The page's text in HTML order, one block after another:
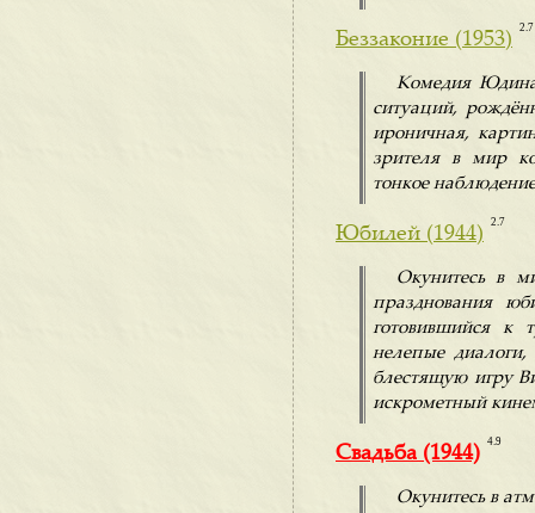
Беззаконие (1953)
2.7
Комедия Юдина
ситуаций,
ироничная,
зрителя в мир
тонкое
Юбилей (1944)
2.7
Окунитесь в
празднования
готовившийся к
нелепые
блестящую игру
искрометный
Свадьба (1944)
4.9
Окунитесь в